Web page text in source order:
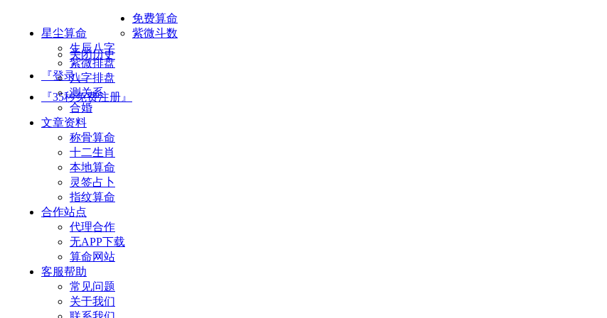
星尘算命
关闭历史
『登录』
『35秒免费注册』
免费算命
紫微斗数
生辰八字
紫微排盘
八字排盘
测关系
合婚
文章资料
称骨算命
十二生肖
本地算命
灵签占卜
指纹算命
合作站点
代理合作
无APP下载
算命网站
客服帮助
常见问题
关于我们